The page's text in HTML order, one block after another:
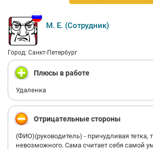
М. Е. (Сотрудник)
Город: Санкт-Петербург
Плюсы в работе
Удаленка
Отрицательные стороны
(ФИО)(руководитель) - причудливая тетка,
невозможного. Сама считает себя самой